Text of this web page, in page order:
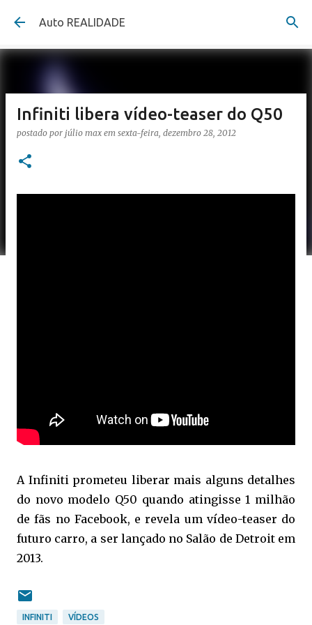
Pular para o conteúdo principal
Auto REALIDADE
Infiniti libera vídeo-teaser do Q50
postado por júlio max em sexta-feira, dezembro 28, 2012
A Infiniti prometeu liberar mais alguns detalhes
do novo modelo Q50 quando atingisse 1 milhão
de fãs no Facebook, e revela um vídeo-teaser do
futuro carro, a ser lançado no Salão de Detroit em
2013.
INFINITI VÍDEOS